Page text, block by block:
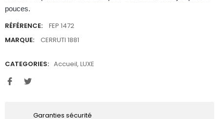
pouces.
RÉFÉRENCE:
FEP 1472
MARQUE:
CERRUTI 1881
CATEGORIES: Accueil, LUXE
Garanties sécurité